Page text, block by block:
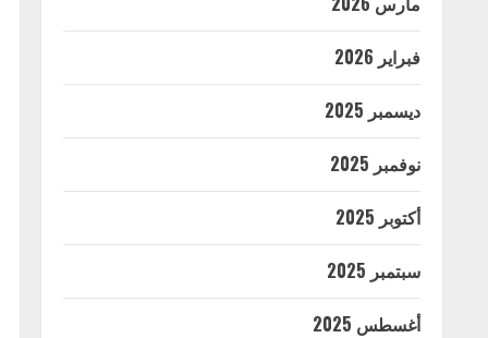
فبراير 2026
ديسمبر 2025
نوفمبر 2025
أكتوبر 2025
سبتمبر 2025
أغسطس 2025